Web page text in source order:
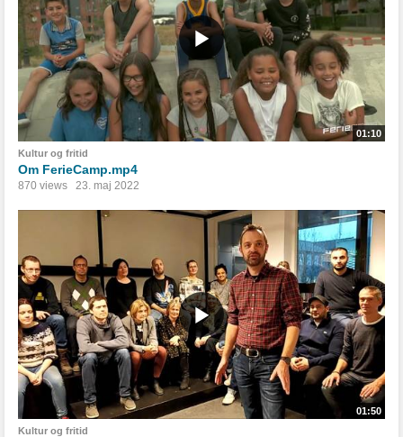
01:10
Kultur og fritid
Om FerieCamp.mp4
870 views 23. maj 2022
01:50
Kultur og fritid